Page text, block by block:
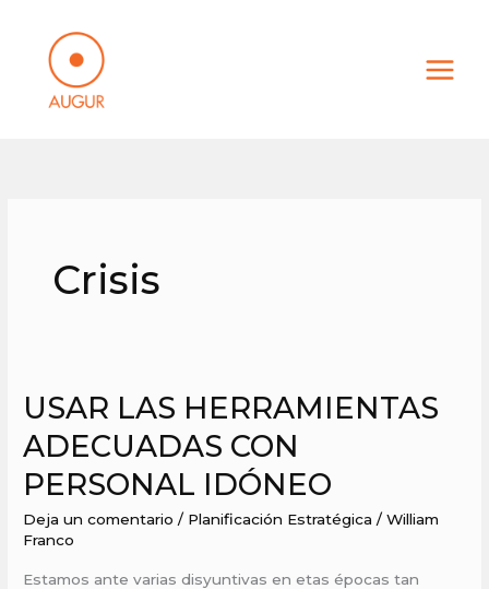
contenido
Crisis
USAR LAS HERRAMIENTAS
ADECUADAS CON
PERSONAL IDÓNEO
Deja un comentario / Planificación Estratégica /William
Franco
Estamos ante varias disyuntivas en etas épocas tan
USAR
HERRAMIENTAS
ADECUADAS
CON
PERSONAL